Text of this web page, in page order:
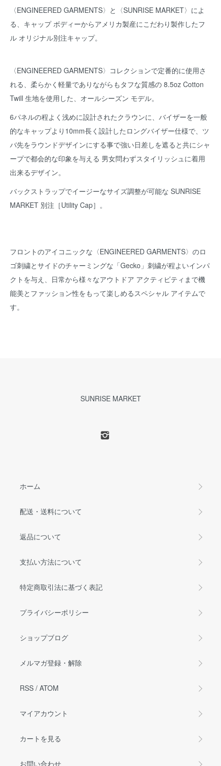
〈ENGINEERED GARMENTS〉と〈SUNRISE MARKET〉によ
る、キャップ ボディーからアメリカ製産にこだわり製作したフ
ル オリジナル別注キャップ。
〈ENGINEERED GARMENTS〉コレクションで定番的に使用さ
れる、柔らかく軽量でありながらもタフな質感の 8.5oz Cotton
Twill 生地を使用した、オールシーズン モデル。
6パネルの程よく浅めに設計されたクラウンに、バイザーを一般
的なキャップより10mm長く設計したロングバイザー仕様で、ツ
バ先をラウンドデザインにする事で強い日差しを遮ると共にシャ
ープで都会的な印象を与える 男女問わずスタイリッシュに着用
出来るデザイン。
バックストラップでイージーなサイズ調整が可能な SUNRISE
MARKET 別注［Utility Cap］。
フロントのアイコニックな〈ENGINEERED GARMENTS〉のロ
ゴ刺繍とサイドのチャーミングな「Gecko」刺繍が程よいインパ
クトを与え、日常から様々なアウトドア アクティビティまで機
能美とファッション性をもって楽しめるスペシャル アイテムで
す。
SUNRISE MARKET
ホーム
配送・送料について
返品について
支払い方法について
特定商取引法に基づく表記
プライバシーポリシー
ショップブログ
メルマガ登録・解除
RSS / ATOM
マイアカウント
カートを見る
お問い合わせ